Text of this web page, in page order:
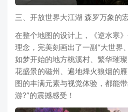
三、开放世界大江湖 森罗万象的
在整个地图的设计上，《逆水寒
理念，完美刻画出了一副“大世界
如梦开始的地方桃溪村、繁华璀
花盛景的磁州、遍地烽火狼烟的
图的丰满元素与视觉体验，都能
游?”的震撼感受！